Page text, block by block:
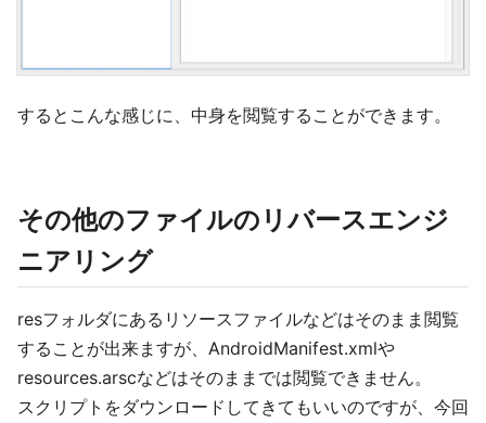
するとこんな感じに、中身を閲覧することができます。
その他のファイルのリバースエンジ
ニアリング
resフォルダにあるリソースファイルなどはそのまま閲覧
することが出来ますが、AndroidManifest.xmlや
resources.arscなどはそのままでは閲覧できません。
スクリプトをダウンロードしてきてもいいのですが、今回